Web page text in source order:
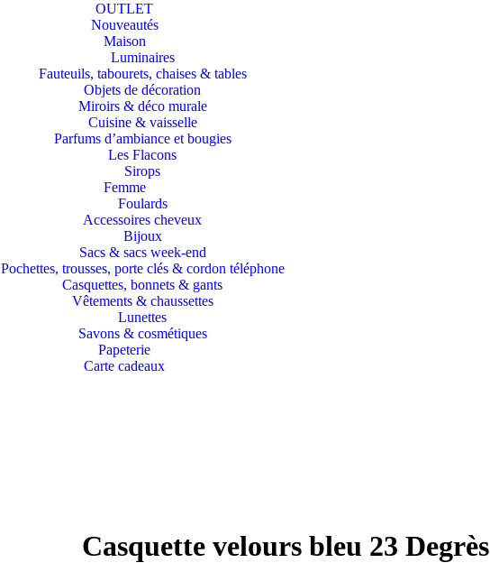
OUTLET
Nouveautés
Maison
Luminaires
Fauteuils, tabourets, chaises & tables
Objets de décoration
Miroirs & déco murale
Cuisine & vaisselle
Parfums d’ambiance et bougies
Les Flacons
Sirops
Femme
Foulards
Accessoires cheveux
Bijoux
Sacs & sacs week-end
Pochettes, trousses, porte clés & cordon téléphone
Casquettes, bonnets & gants
Vêtements & chaussettes
Lunettes
Savons & cosmétiques
Papeterie
Carte cadeaux
Casquette velours bleu 23 Degrès